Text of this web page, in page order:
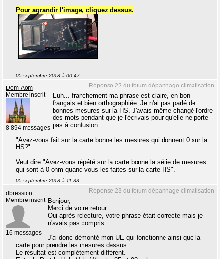
Pour agrandir l'image, cliquez dessus.
05 septembre 2018 à 00:47
Réponse 22 du forum dépannage climatisation
Dom-Aom
Membre inscrit
8 894 messages
Euh... franchement ma phrase est claire, en bon
français et bien orthographiée. Je n'ai pas parlé de
bonnes mesures sur la HS. J'avais même changé l'ordre
des mots pendant que je l'écrivais pour qu'elle ne porte
pas à confusion.
"Avez-vous fait sur la carte bonne les mesures qui donnent 0 sur la
HS?"
Veut dire "Avez-vous répété sur la carte bonne la série de mesures
qui sont à 0 ohm quand vous les faites sur la carte HS".
05 septembre 2018 à 11:33
Réponse 23 du forum dépannage climatisation
dbression
Membre inscrit
16 messages
Bonjour,
Merci de votre retour.
Oui après relecture, votre phrase était correcte mais je
n'avais pas compris.
J'ai donc démonté mon UE qui fonctionne ainsi que la
carte pour prendre les mesures dessus.
Le résultat est complètement différent.